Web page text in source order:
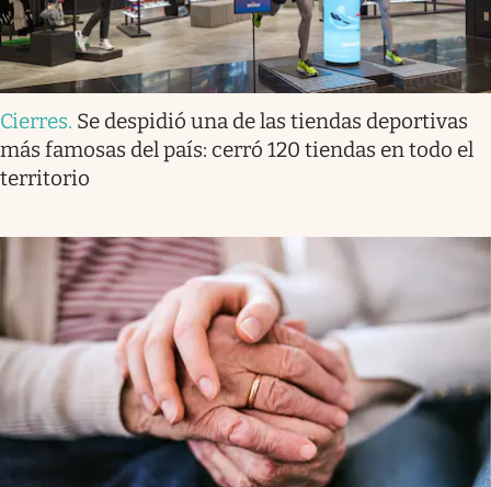
Cierres. Se despidió una de las tiendas deportivas
más famosas del país: cerró 120 tiendas en todo el
territorio